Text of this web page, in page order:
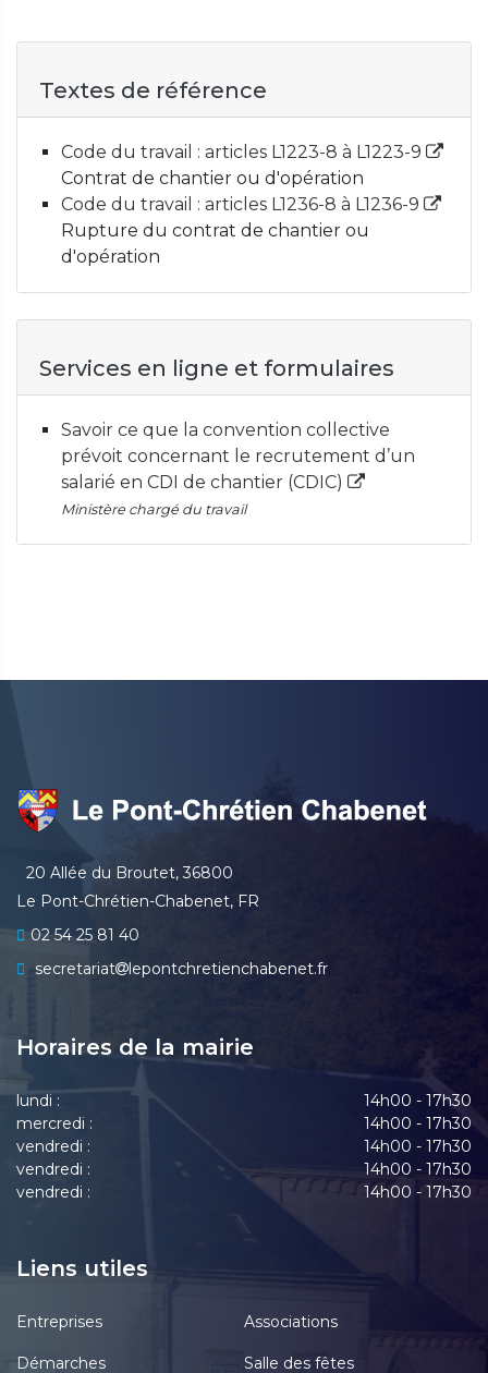
Textes de référence
Code du travail : articles L1223-8 à L1223-9
Contrat de chantier ou d'opération
Code du travail : articles L1236-8 à L1236-9
Rupture du contrat de chantier ou
d'opération
Services en ligne et formulaires
Savoir ce que la convention collective
prévoit concernant le recrutement d’un
salarié en CDI de chantier (CDIC)
Ministère chargé du travail
20 Allée du Broutet, 36800
Le Pont-Chrétien-Chabenet, FR
02 54 25 81 40
secretariat
lepontchretienchabenet.fr
Horaires de la mairie
lundi :
14h00 - 17h30
mercredi :
14h00 - 17h30
vendredi :
14h00 - 17h30
vendredi :
14h00 - 17h30
vendredi :
14h00 - 17h30
Liens utiles
Entreprises Associations
Démarches Salle des fêtes